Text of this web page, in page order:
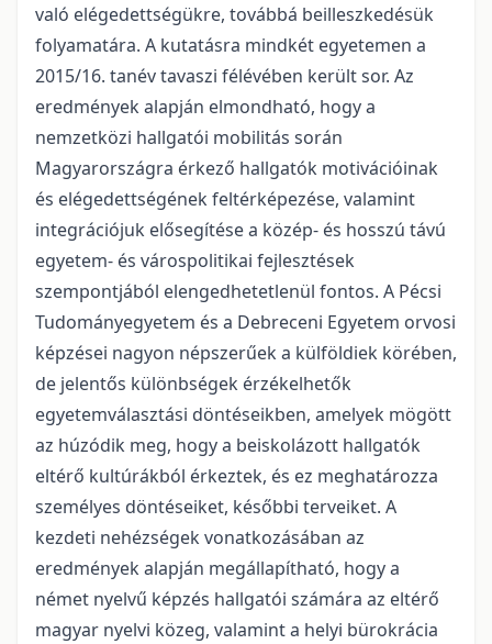
való elégedettségükre, továbbá beilleszkedésük
folyamatára. A kutatásra mindkét egyetemen a
2015/16. tanév tavaszi félévében került sor. Az
eredmények alapján elmondható, hogy a
nemzetközi hallgatói mobilitás során
Magyarországra érkező hallgatók motivációinak
és elégedettségének feltérképezése, valamint
integrációjuk elősegítése a közép- és hosszú távú
egyetem- és várospolitikai fejlesztések
szempontjából elengedhetetlenül fontos. A Pécsi
Tudományegyetem és a Debreceni Egyetem orvosi
képzései nagyon népszerűek a külföldiek körében,
de jelentős különbségek érzékelhetők
egyetemválasztási döntéseikben, amelyek mögött
az húzódik meg, hogy a beiskolázott hallgatók
eltérő kultúrákból érkeztek, és ez meghatározza
személyes döntéseiket, későbbi terveiket. A
kezdeti nehézségek vonatkozásában az
eredmények alapján megállapítható, hogy a
német nyelvű képzés hallgatói számára az eltérő
magyar nyelvi közeg, valamint a helyi bürokrácia